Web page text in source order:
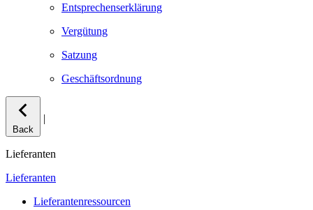
Entsprechenserklärung
Vergütung
Satzung
Geschäftsordnung
Back
|
Lieferanten
Lieferanten
Lieferantenressourcen